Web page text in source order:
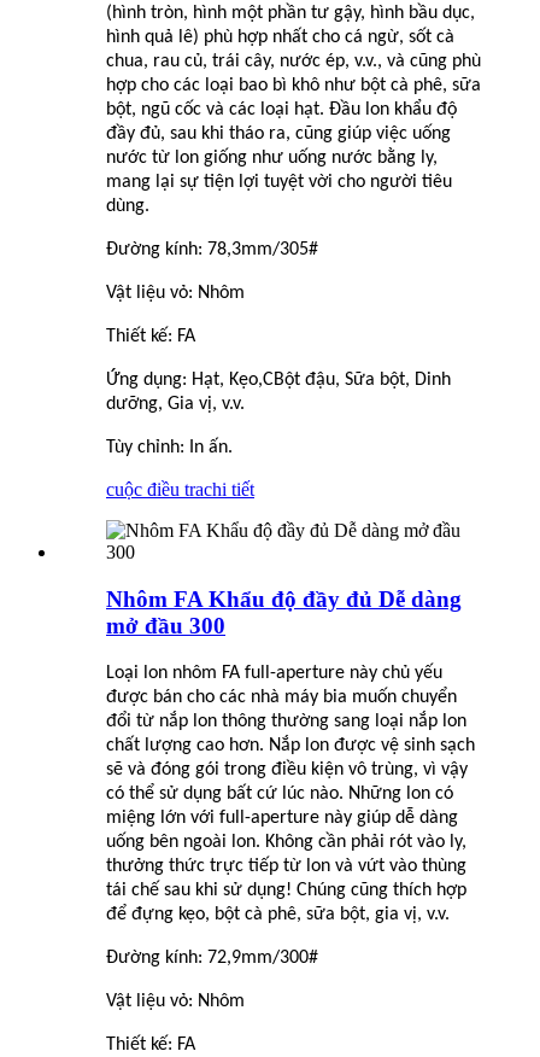
(hình tròn, hình một phần tư gậy, hình bầu dục,
hình quả lê) phù hợp nhất cho cá ngừ, sốt cà
chua, rau củ, trái cây, nước ép, v.v., và cũng phù
hợp cho các loại bao bì khô như bột cà phê, sữa
bột, ngũ cốc và các loại hạt. Đầu lon khẩu độ
đầy đủ, sau khi tháo ra, cũng giúp việc uống
nước từ lon giống như uống nước bằng ly,
mang lại sự tiện lợi tuyệt vời cho người tiêu
dùng.
Đường kính: 78,3mm/305#
Vật liệu vỏ: Nhôm
Thiết kế: FA
Ứng dụng: Hạt, Kẹo,CBột đậu, Sữa bột, Dinh
dưỡng, Gia vị, v.v.
Tùy chỉnh: In ấn.
cuộc điều trachi tiết
Nhôm FA Khẩu độ đầy đủ Dễ dàng
mở đầu 300
Loại lon nhôm FA full-aperture này chủ yếu
được bán cho các nhà máy bia muốn chuyển
đổi từ nắp lon thông thường sang loại nắp lon
chất lượng cao hơn. Nắp lon được vệ sinh sạch
sẽ và đóng gói trong điều kiện vô trùng, vì vậy
có thể sử dụng bất cứ lúc nào. Những lon có
miệng lớn với full-aperture này giúp dễ dàng
uống bên ngoài lon. Không cần phải rót vào ly,
thưởng thức trực tiếp từ lon và vứt vào thùng
tái chế sau khi sử dụng! Chúng cũng thích hợp
để đựng kẹo, bột cà phê, sữa bột, gia vị, v.v.
Đường kính: 72,9mm/300#
Vật liệu vỏ: Nhôm
Thiết kế: FA